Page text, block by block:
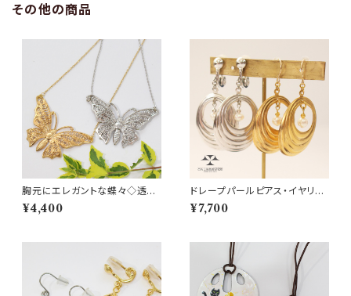
その他の商品
胸元にエレガントな蝶々◇透か
しが繊細なバタフライネックレス
¥4,400
ドレープパールピアス・イヤリン
グ Elegant drape-shaped p
iercings or earring with a f
¥7,700